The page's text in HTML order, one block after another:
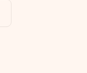
cadeau.
dans le prix ?
suffisante ?